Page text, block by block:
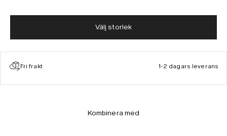
Välj storlek
Fri frakt 1-2 dagars leverans
Kombinera med